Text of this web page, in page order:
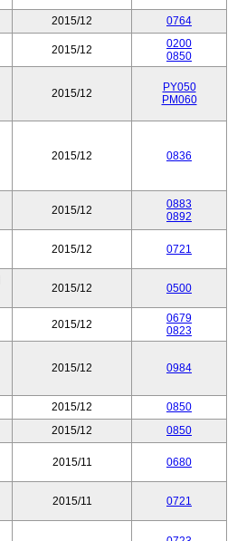
2015/12 0764
2015/12
0200
0850
2015/12
PY050
PM060
2015/12 0836
2015/12
0883
0892
2015/12 0721
2015/12 0500
2015/12
0679
0823
2015/12 0984
2015/12
0850
2015/12
0850
2015/11 0680
2015/11 0721